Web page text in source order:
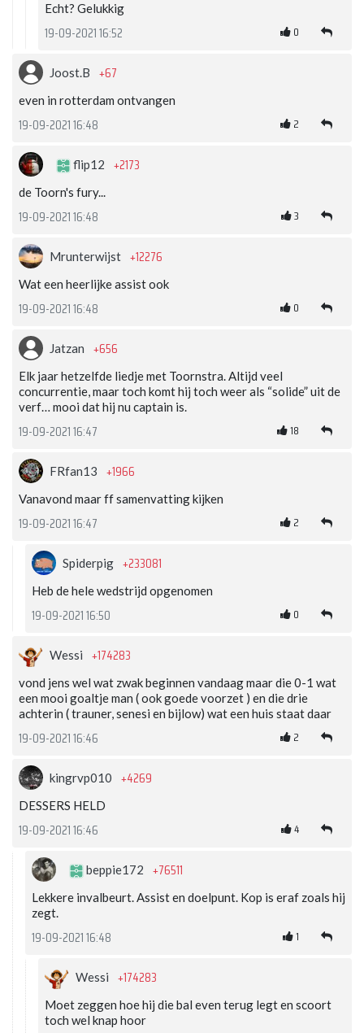
Echt? Gelukkig
19-09-2021 16:52 0
Joost.B +67
even in rotterdam ontvangen
19-09-2021 16:48 2
flip12 +2173
de Toorn's fury...
19-09-2021 16:48 3
Mrunterwijst +12276
Wat een heerlijke assist ook
19-09-2021 16:48 0
Jatzan +656
Elk jaar hetzelfde liedje met Toornstra. Altijd veel
concurrentie, maar toch komt hij toch weer als “solide” uit de
verf… mooi dat hij nu captain is.
19-09-2021 16:47 18
FRfan13 +1966
Vanavond maar ff samenvatting kijken
19-09-2021 16:47 2
Spiderpig +233081
Heb de hele wedstrijd opgenomen
19-09-2021 16:50 0
Wessi +174283
vond jens wel wat zwak beginnen vandaag maar die 0-1 wat
een mooi goaltje man ( ook goede voorzet ) en die drie
achterin ( trauner, senesi en bijlow) wat een huis staat daar
19-09-2021 16:46 2
kingrvp010 +4269
DESSERS HELD
19-09-2021 16:46 4
beppie172 +76511
Lekkere invalbeurt. Assist en doelpunt. Kop is eraf zoals hij
zegt.
19-09-2021 16:48 1
Wessi +174283
Moet zeggen hoe hij die bal even terug legt en scoort
toch wel knap hoor